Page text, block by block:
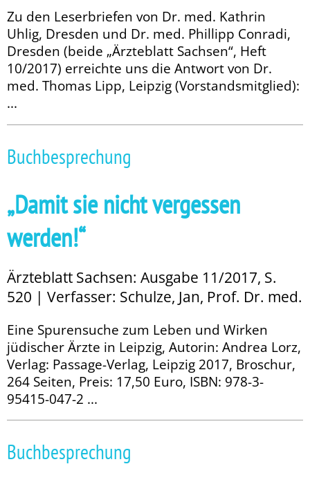
Zu den Leserbriefen von Dr. med. Kathrin
Uhlig, Dresden und Dr. med. Phillipp Conradi,
Dresden (beide „Ärzteblatt Sachsen“, Heft
10/2017) erreichte uns die Antwort von Dr.
med. Thomas Lipp, Leipzig (Vorstandsmitglied):
...
Buchbesprechung
„Damit sie nicht ­vergessen
werden!“
Ärzteblatt Sachsen: Ausgabe 11/2017, S.
520 | Verfasser: Schulze, Jan, Prof. Dr. med.
Eine Spurensuche zum Leben und Wirken
jüdischer Ärzte in Leipzig, Autorin: Andrea Lorz,
Verlag: Passage-Verlag, Leipzig 2017, Broschur,
264 Seiten, Preis: 17,50 Euro, ISBN: 978-3-
95415-047-2 ...
Buchbesprechung